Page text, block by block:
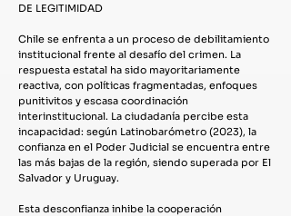
DE LEGITIMIDAD
Chile se enfrenta a un proceso de debilitamiento
institucional frente al desafío del crimen. La
respuesta estatal ha sido mayoritariamente
reactiva, con políticas fragmentadas, enfoques
punitivitos y escasa coordinación
interinstitucional. La ciudadanía percibe esta
incapacidad: según Latinobarómetro (2023), la
confianza en el Poder Judicial se encuentra entre
las más bajas de la región, siendo superada por El
Salvador y Uruguay.
Esta desconfianza inhibe la cooperación